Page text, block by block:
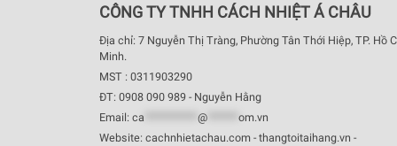
CÔNG TY TNHH CÁCH NHIỆT Á CHÂU
Địa chỉ: 7 Nguyễn Thị Tràng, Phường Tân Thới Hiệp, TP. Hồ
Minh.
MST : 0311903290
ĐT: 0908 090 989 - Nguyễn Hằng
Email: ca @
om.vn
Website: cachnhietachau.com - thangtoitaihang.vn -